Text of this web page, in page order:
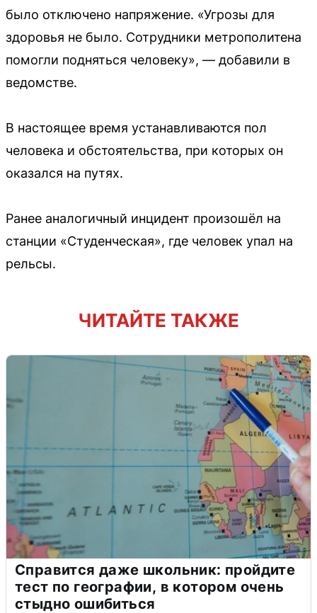
было отключено напряжение. «Угрозы для
здоровья не было. Сотрудники метрополитена
помогли подняться человеку», — добавили в
ведомстве.
В настоящее время устанавливаются пол
человека и обстоятельства, при которых он
оказался на путях.
Ранее аналогичный инцидент произошёл на
станции «Студенческая», где человек упал на
рельсы.
ЧИТАЙТЕ ТАКЖЕ
Справится даже школьник: пройдите
тест по географии, в котором очень
стыдно ошибиться